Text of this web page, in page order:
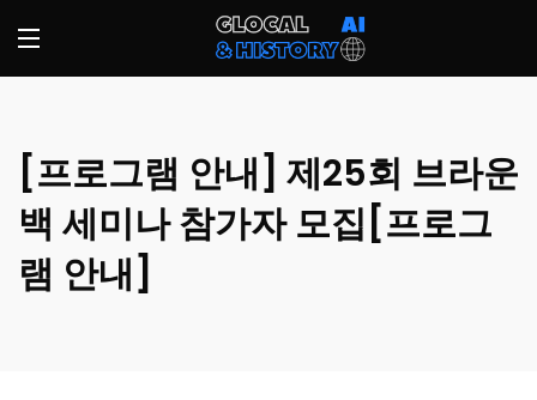
[프로그램 안내] 제25회 브라운
백 세미나 참가자 모집[프로그
램 안내]